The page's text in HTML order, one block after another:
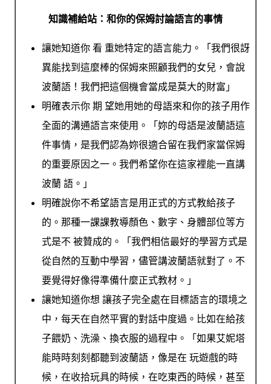
知識補給站：和你的保姆討論語言的事情
讓她知道你 看 重她特定的語言能力。「我們很訝
異能找到這麼棒的保姆來照顧我們的女兒，會說
波蘭語！我們把這個機會當成是莫大的財富」
明確表示你 期 望她用她的母語來和你的孩子用作
全面的溝通語言來使用。「妳的母語是波蘭語這
件事情，是我們認為妳很適合留在我們家當保姆
的重要原因之一。我們希望你在這家裡能一直講
波蘭 語。」
明確說你不希望語言是用正式的方式教給孩子
的。那種一課課教導顏色、數字、身體部位等方
式是不 被贊成的。「我們相信最好的學習方式是
從自然的互動中學習，儘管講波蘭語就對了。不
要覺得好像得準備什麼正式教材。」
讓她知道你想 讓孩子完全處在目標語言的環境之
中，每天在自然平實的對話中度過。比如在給孩
子餵奶、洗澡、換衣服的過程中。「如果艾妮塔
能時時刻刻都聽到波蘭語，像是在 玩遊戲的時
候，在收拾玩具的時候，在吃東西的時候，甚至